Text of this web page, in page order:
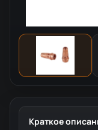
Краткое